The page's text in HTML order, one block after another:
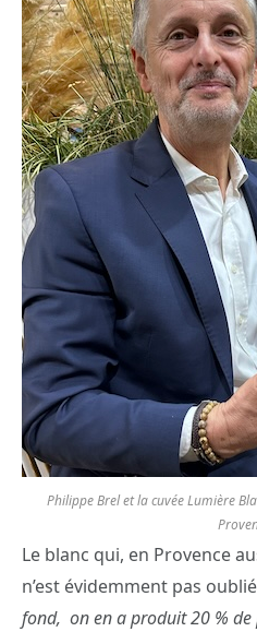
Philippe Brel et la cuvée Lumière
Le blanc qui, en Provence
n’est évidemment pas
fond, on en a produit 20 % de